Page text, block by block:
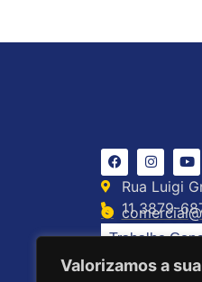
Valorizamos a
Rua Luigi
11 3879-
Trabalhe